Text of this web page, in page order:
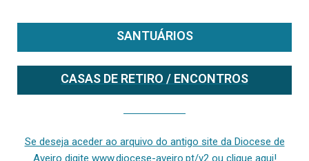
SANTUÁRIOS
CASAS DE RETIRO / ENCONTROS
Se deseja aceder ao arquivo do antigo site da Diocese de
Aveiro digite www.diocese-aveiro.pt/v2 ou clique aqui!